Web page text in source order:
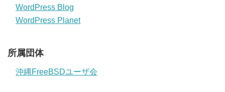
WordPress Blog
WordPress Planet
所属団体
沖縄FreeBSDユーザ会